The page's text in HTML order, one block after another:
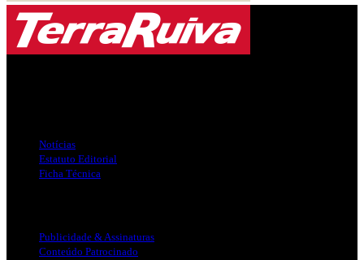
Notícias
Estatuto Editorial
Ficha Técnica
Publicidade & Assinaturas
Conteúdo Patrocinado